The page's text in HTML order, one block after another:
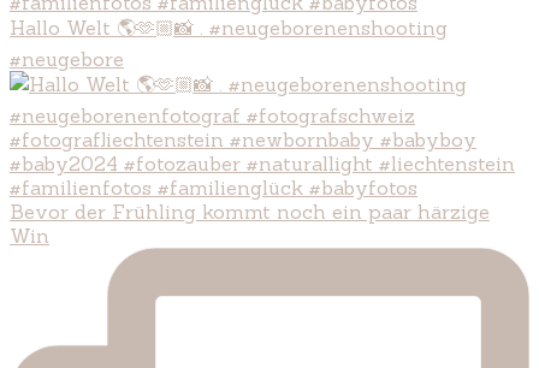
Hallo Welt 🌎🫶🏼📸 . #neugeborenenshooting
#neugebore
Bevor der Frühling kommt noch ein paar härzige
Win